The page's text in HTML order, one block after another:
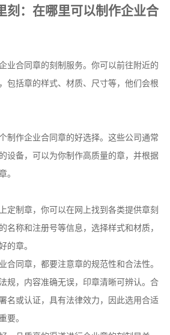
刻：在哪里可以制作企业合
业合同章的刻制服务。你可以前往附近的
包括章的样式、材质、尺寸等，他们会根
制作企业合同章的好选择。这些公司通常
设备，可以为你制作高质量的章，并根据
。
定制章，你可以在网上找到各类提供章刻
名称和注册号等信息，选择样式和材质，
的章。
合同章，都要注意章的规范性和合法性。
规，内容准确无误，印章清晰可辨认。合
名或认证，具有法律效力，因此选用合适
要。